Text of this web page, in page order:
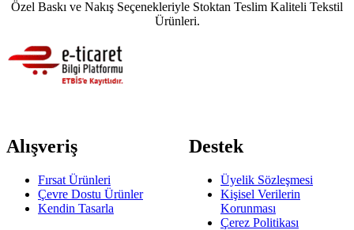
Özel Baskı ve Nakış Seçenekleriyle Stoktan Teslim Kaliteli Tekstil
Ürünleri.
Alışveriş
Fırsat Ürünleri
Çevre Dostu Ürünler
Kendin Tasarla
Destek
Üyelik Sözleşmesi
Kişisel Verilerin
Korunması
Çerez Politikası